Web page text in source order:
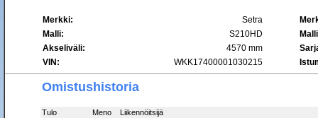
Merkki: Setra
Malli:
S210HD
Akseliväli:
4570 mm
VIN:
WKK17400001030215
Omistushistoria
Tulo Meno Liikennöitsijä